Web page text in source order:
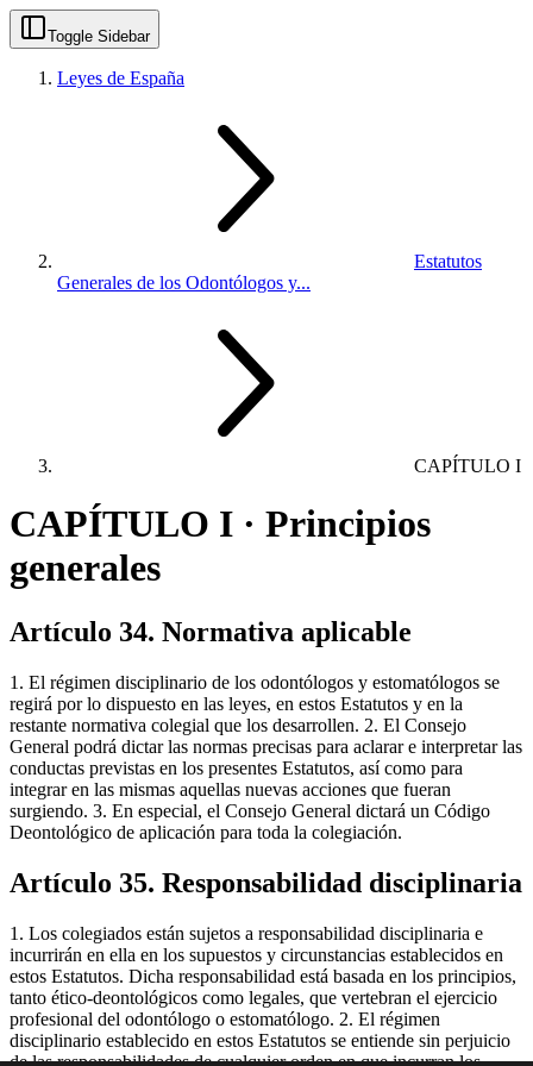
Toggle Sidebar
Leyes de España
Estatutos
Generales de los Odontólogos y...
CAPÍTULO I
CAPÍTULO I · Principios
generales
Artículo 34. Normativa aplicable
1. El régimen disciplinario de los odontólogos y estomatólogos se
regirá por lo dispuesto en las leyes, en estos Estatutos y en la
restante normativa colegial que los desarrollen. 2. El Consejo
General podrá dictar las normas precisas para aclarar e interpretar las
conductas previstas en los presentes Estatutos, así como para
integrar en las mismas aquellas nuevas acciones que fueran
surgiendo. 3. En especial, el Consejo General dictará un Código
Deontológico de aplicación para toda la colegiación.
Artículo 35. Responsabilidad disciplinaria
1. Los colegiados están sujetos a responsabilidad disciplinaria e
incurrirán en ella en los supuestos y circunstancias establecidos en
estos Estatutos. Dicha responsabilidad está basada en los principios,
tanto ético-deontológicos como legales, que vertebran el ejercicio
profesional del odontólogo o estomatólogo. 2. El régimen
disciplinario establecido en estos Estatutos se entiende sin perjuicio
de las responsabilidades de cualquier orden en que incurran los